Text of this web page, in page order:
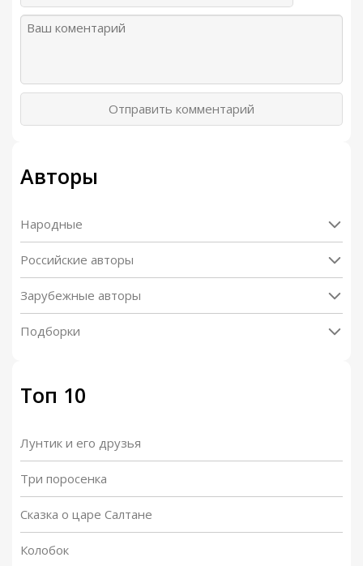
Отправить комментарий
Авторы
Народные
Российские авторы
Зарубежные авторы
Подборки
Топ 10
Лунтик и его друзья
Три поросенка
Сказка о царе Салтане
Колобок